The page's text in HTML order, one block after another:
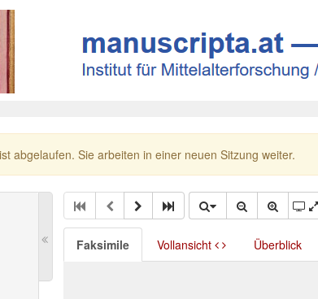
abgelaufen. Sie arbeiten in einer neuen Sitzung weiter.
Faksimile Vollansicht Überblick